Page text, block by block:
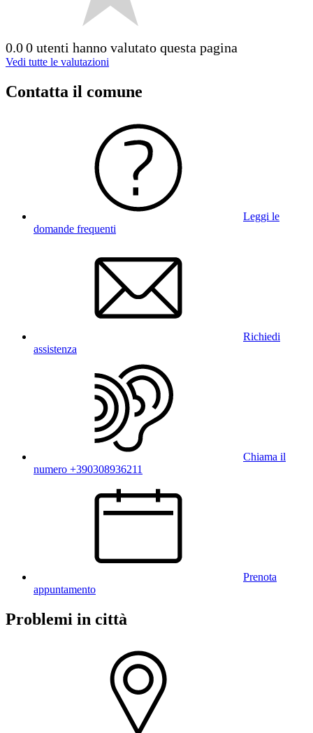
0.00 utenti hanno valutato questa pagina
Vedi tutte le valutazioni
Contatta il comune
Leggi le
domande frequenti
Richiedi
assistenza
Chiama il
numero +390308936211
Prenota
appuntamento
Problemi in città